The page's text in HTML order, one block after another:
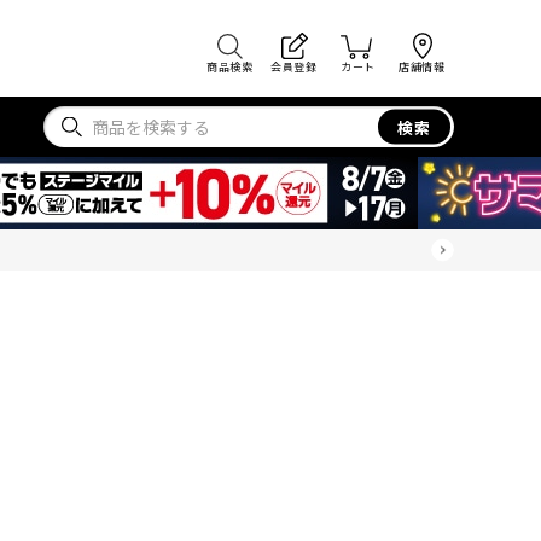
商品検索 会員登録 カート 店舗情報
検索